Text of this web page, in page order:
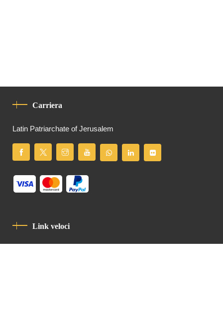
Carriera
Latin Patriarchate of Jerusalem
Link veloci